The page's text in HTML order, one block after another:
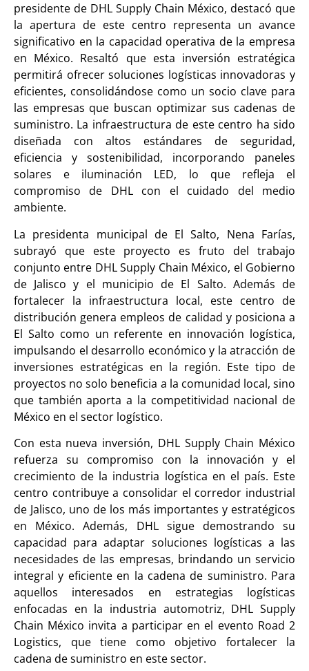
presidente de DHL Supply Chain México, destacó que
la apertura de este centro representa un avance
significativo en la capacidad operativa de la empresa
en México. Resaltó que esta inversión estratégica
permitirá ofrecer soluciones logísticas innovadoras y
eficientes, consolidándose como un socio clave para
las empresas que buscan optimizar sus cadenas de
suministro. La infraestructura de este centro ha sido
diseñada con altos estándares de seguridad,
eficiencia y sostenibilidad, incorporando paneles
solares e iluminación LED, lo que refleja el
compromiso de DHL con el cuidado del medio
ambiente.
La presidenta municipal de El Salto, Nena Farías,
subrayó que este proyecto es fruto del trabajo
conjunto entre DHL Supply Chain México, el Gobierno
de Jalisco y el municipio de El Salto. Además de
fortalecer la infraestructura local, este centro de
distribución genera empleos de calidad y posiciona a
El Salto como un referente en innovación logística,
impulsando el desarrollo económico y la atracción de
inversiones estratégicas en la región. Este tipo de
proyectos no solo beneficia a la comunidad local, sino
que también aporta a la competitividad nacional de
México en el sector logístico.
Con esta nueva inversión, DHL Supply Chain México
refuerza su compromiso con la innovación y el
crecimiento de la industria logística en el país. Este
centro contribuye a consolidar el corredor industrial
de Jalisco, uno de los más importantes y estratégicos
en México. Además, DHL sigue demostrando su
capacidad para adaptar soluciones logísticas a las
necesidades de las empresas, brindando un servicio
integral y eficiente en la cadena de suministro. Para
aquellos interesados en estrategias logísticas
enfocadas en la industria automotriz, DHL Supply
Chain México invita a participar en el evento Road 2
Logistics, que tiene como objetivo fortalecer la
cadena de suministro en este sector.